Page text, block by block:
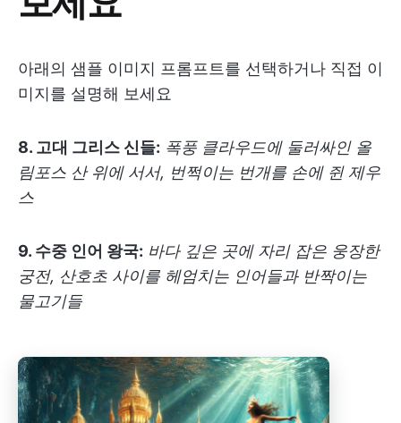
아래의 샘플 이미지 프롬프트를 선택하거나 직접 이
미지를 설명해 보세요
8. 고대 그리스 신들: 폭풍 클라우드에 둘러싸인 올
림포스 산 위에 서서, 번쩍이는 번개를 손에 쥔 제우
스
9. 수중 인어 왕국: 바다 깊은 곳에 자리 잡은 웅장한
궁전, 산호초 사이를 헤엄치는 인어들과 반짝이는
물고기들